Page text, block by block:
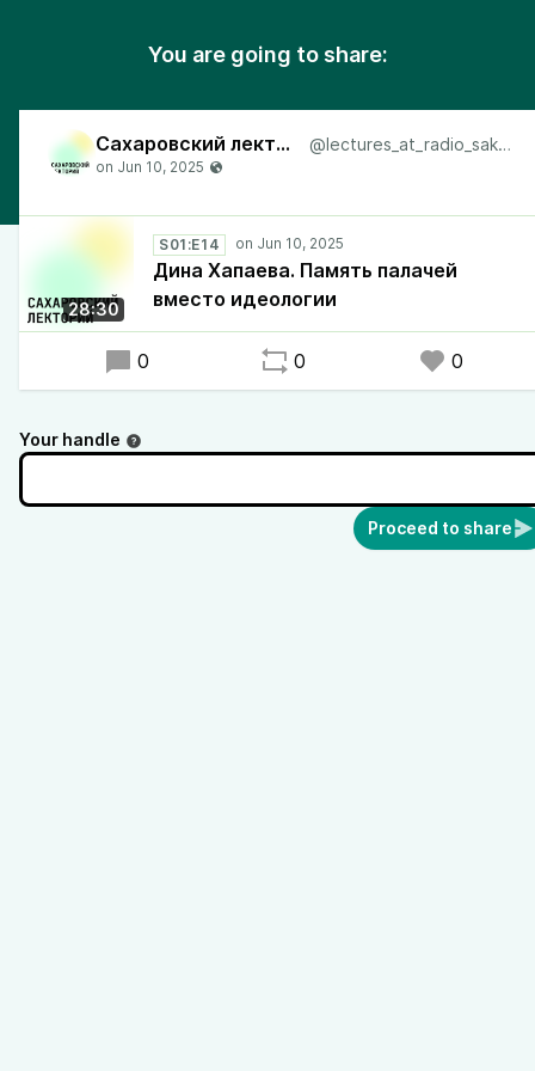
You are going to share:
Сахаровский лекторий @lectures_at_radio_sakharov
28:30
S01:E14
Дина Хапаева. Память палачей
вместо идеологии
0 0 0
Your handle
Proceed to share